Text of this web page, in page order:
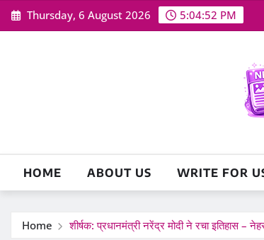
Skip
to
Thursday, 6 August 2026 5:04:53 PM
HOME ABOUT US WRITE FOR
Home शीर्षक: प्रधानमंत्री नरेंद्र मोदी ने रचा इतिहास –